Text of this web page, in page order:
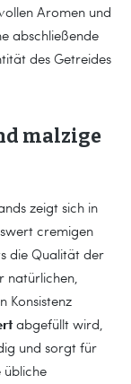
Aromen und
abschließende
des Getreides
malzige
zeigt sich in
cremigen
die Qualität der
natürlichen,
Konsistenz
abgefüllt wird,
und sorgt für
übliche